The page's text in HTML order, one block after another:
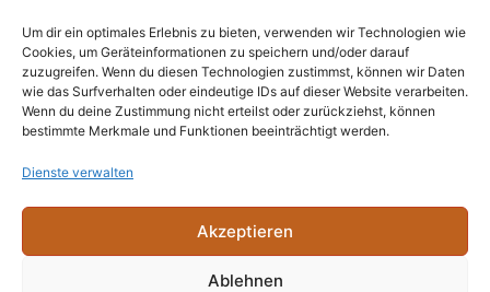
Um dir ein optimales Erlebnis zu bieten, verwenden wir Technologien wie
Cookies, um Geräteinformationen zu speichern und/oder darauf
zuzugreifen. Wenn du diesen Technologien zustimmst, können wir Daten
wie das Surfverhalten oder eindeutige IDs auf dieser Website verarbeiten.
Wenn du deine Zustimmung nicht erteilst oder zurückziehst, können
bestimmte Merkmale und Funktionen beeinträchtigt werden.
Dienste verwalten
Akzeptieren
Ablehnen
Cookie-Richtlinie
Ich stimme zu